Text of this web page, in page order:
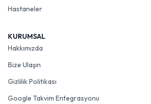
Hastaneler
KURUMSAL
Hakkımızda
Bize Ulaşın
Gizlilik Politikası
Google Takvim Entegrasyonu